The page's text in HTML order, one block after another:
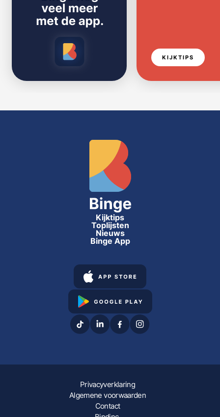
KIJKTIPS
Kijktips
Toplijsten
Nieuws
Binge App
Privacyverklaring
Algemene voorwaarden
Contact